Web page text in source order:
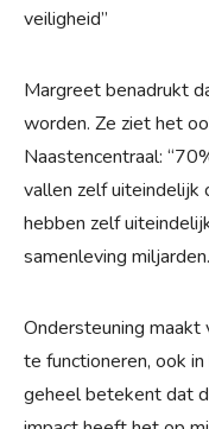
veiligheid”
Margreet benadrukt
worden. Ze ziet het
Naastencentraal:
vallen zelf uiteindelijk
hebben zelf
samenleving
Ondersteuning
te functioneren, ook
geheel betekent dat